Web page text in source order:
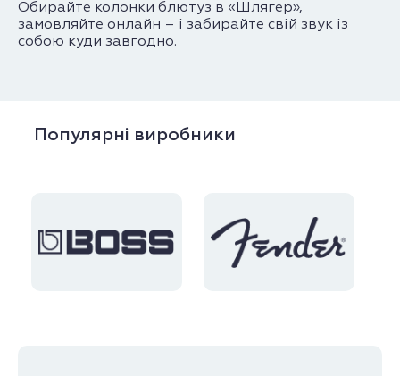
Обирайте колонки блютуз в «Шлягер»,
замовляйте онлайн – і забирайте свій звук із
собою куди завгодно.
Популярні виробники